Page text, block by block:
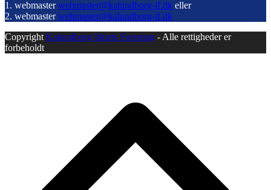
1. webmasterwebmaster@kalundborg-if.dk eller
2. webmasterwebmaster@kalundborg-if.dk
Copyright Kalundborg Idræts Forening - Alle rettigheder er
forbeholdt